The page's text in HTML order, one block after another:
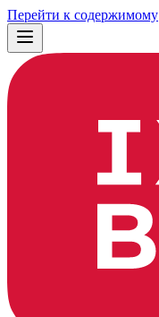
Перейти к содержимому